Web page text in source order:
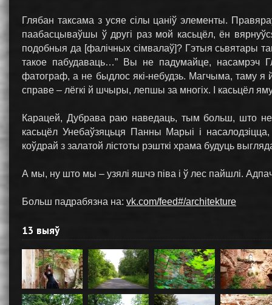
Глябан таксама з усяе сiлы цанiў элементы.
паабасцываўшы ў другі раз мой касьцёл, ён
подобныя да [фалічных сімвалаў]? Гэтыя сьвятары
такое пабудаваць…” Вы не падумайце, насамрэч
фатограф, а не быдлос які-небудзь. Магчыма, таму
справе – лёгкі й шчыры, лепшы за многіх. І касьцёл
Карацей, Дубрава раю наведаць, тым больш, што
касьцёл Унебаўзяцьця Панны Марыi i
коўдрай з залатой лiстоты рэшткi храма будуць
А мы, ну што мы – узялi яшчэ пiва i ў лес пайшлi.
Больш падрабязна на: vk.com/feed#/architekture
13 выяў